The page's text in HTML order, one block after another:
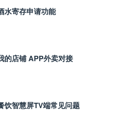
水寄存申请功能
的店铺 APP外卖对接
饮智慧屏TV端常见问题